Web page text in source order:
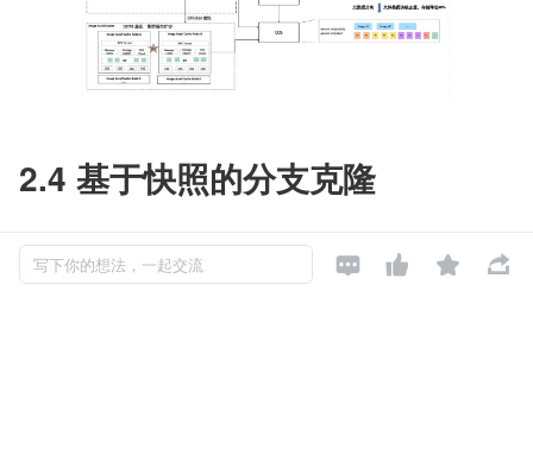
2.4 基于快照的分支克隆
写下你的想法，一起交流    